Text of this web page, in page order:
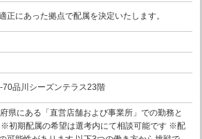
正にあった拠点で配属を決定いたします。
70品川シーズンテラス23階
県にある「直営店舗および事業所」での勤務と
初期配属の希望は選考内にて相談可能です ※配